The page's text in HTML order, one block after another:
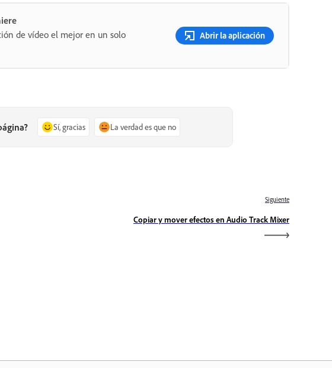
de vídeo el mejor en un solo
Abrir la aplicación
Sí, gracias La verdad es que no
Siguiente
Copiar y mover efectos en Audio Track Mixer